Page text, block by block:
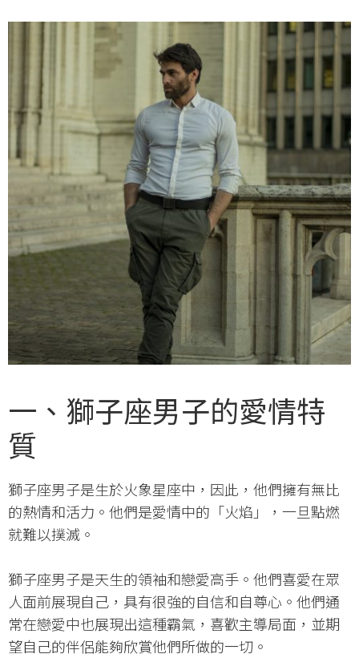
一、獅子座男子的愛情特
質
獅子座男子是生於火象星座中，因此，他們擁有無比
的熱情和活力。他們是愛情中的「火焰」，一旦點燃
就難以撲滅。
獅子座男子是天生的領袖和戀愛高手。他們喜愛在眾
人面前展現自己，具有很強的自信和自尊心。他們通
常在戀愛中也展現出這種霸氣，喜歡主導局面，並期
望自己的伴侶能夠欣賞他們所做的一切。